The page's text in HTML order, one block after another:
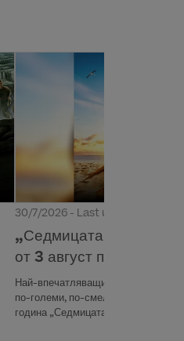
30/7/2026 - Last updated 31 юли
„Седмицата на
от 3 август по
Най-впечатляващите хищници на
по-големи, по-смели и по-
година „Седмицата на акулите“